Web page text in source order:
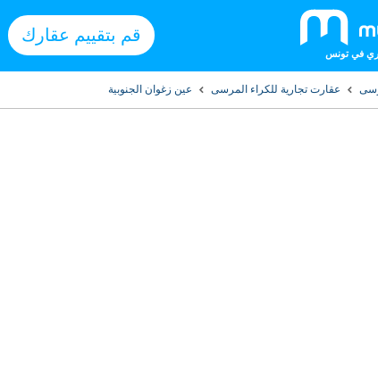
في تونس
قم بتقييم عقارك
عقارت تجارية للكراء المرسى عين زغوان الجنوبية